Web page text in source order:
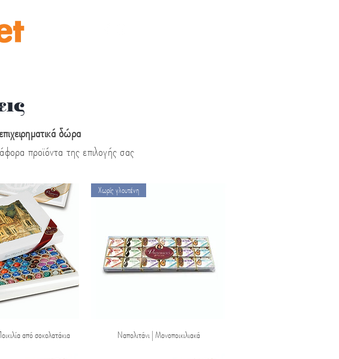
δώρα
προϊόντα της επιλογής σας
Viewαπό σοκολατάκια Quick View
Χωρίς γλουτένη
Ναπολιτάνι | Μονοποικιλιακά